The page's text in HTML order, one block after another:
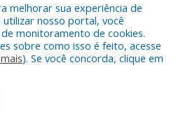
a Prefeitura Municipal de
Maracanã.
Administrativa
melhorar sua experiência de
nosso portal, você
monitoramento de cookies.
sobre como isso é feito, acesse
). Se você concorda, clique em